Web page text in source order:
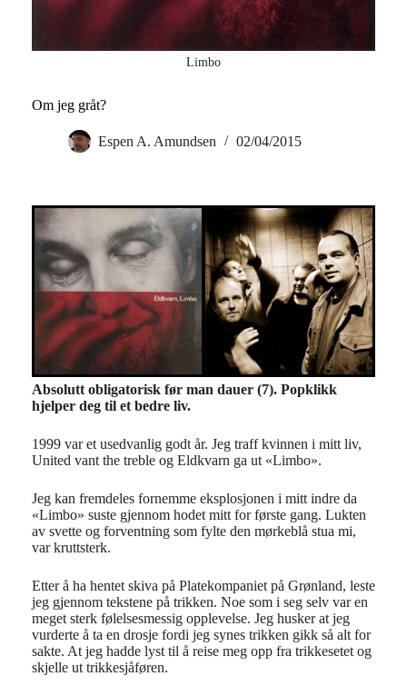
Limbo
Om jeg gråt?
Espen A. Amundsen 02/04/2015
Absolutt obligatorisk før man dauer (7). Popklikk
hjelper deg til et bedre liv.
1999 var et usedvanlig godt år. Jeg traff kvinnen i mitt liv,
United vant the treble og Eldkvarn ga ut «Limbo».
Jeg kan fremdeles fornemme eksplosjonen i mitt indre da
«Limbo» suste gjennom hodet mitt for første gang. Lukten
av svette og forventning som fylte den mørkeblå stua mi,
var kruttsterk.
Etter å ha hentet skiva på Platekompaniet på Grønland, leste
jeg gjennom tekstene på trikken. Noe som i seg selv var en
meget sterk følelsesmessig opplevelse. Jeg husker at jeg
vurderte å ta en drosje fordi jeg synes trikken gikk så alt for
sakte. At jeg hadde lyst til å reise meg opp fra trikkesetet og
skjelle ut trikkesjåføren.